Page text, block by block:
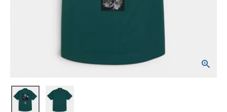
Tシャツ・ロングスリーブ
パーカー・トレーナー